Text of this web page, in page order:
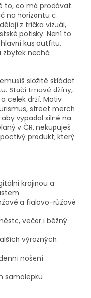
to, co má prodávat.
na horizontu a
z trička vizuál,
potisky. Není to
kus outfitu,
zbytek nechá
složitě skládat
Stačí tmavé džíny,
celek drží. Motiv
street merch
vypadal silně na
v ČR, nekupuješ
produkt, který
krajinou a
a fialovo-růžové
večer i běžný
výrazných
nošení
samolepku